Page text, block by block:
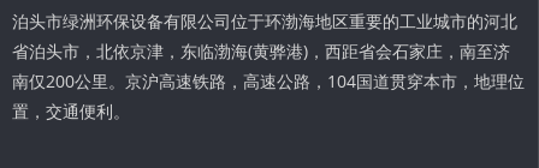
泊头市绿洲环保设备有限公司位于环渤海地区重要的工业城市的河北
省泊头市，北依京津，东临渤海(黄骅港)，西距省会石家庄，南至济
南仅200公里。京沪高速铁路，高速公路，104国道贯穿本市，地理位
置，交通便利。